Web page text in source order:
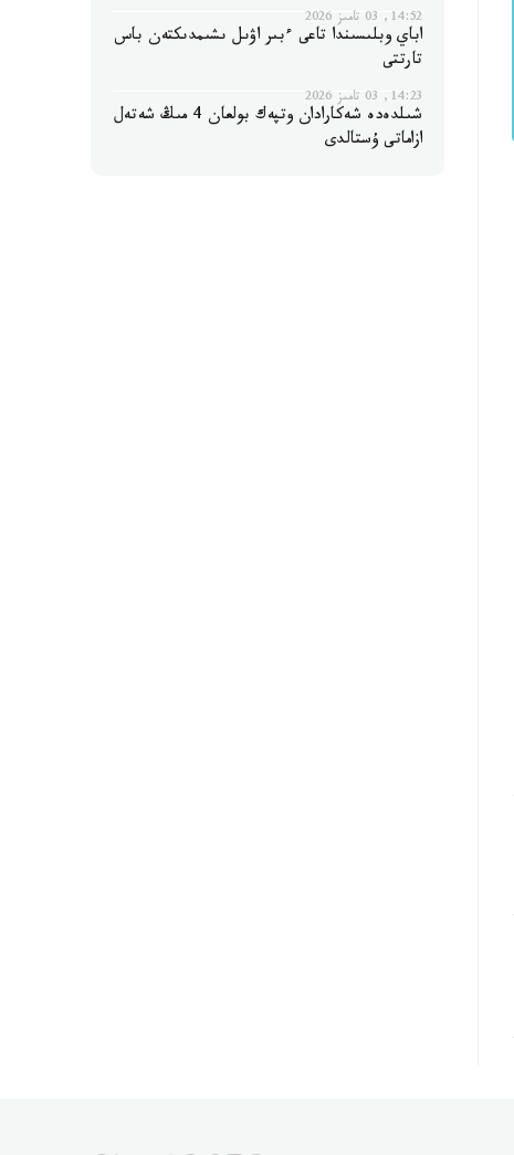
14:52, 03 تامىز 2026
اباي وبلىسىندا تاعى ءبىر اۋىل ىشىمدىكتەن باس
تارتتى
14:23, 03 تامىز 2026
شىلدەدە شەكارادان وتپەك بولعان 4 مىڭ شەتەل
ازاماتى ۇستالدى